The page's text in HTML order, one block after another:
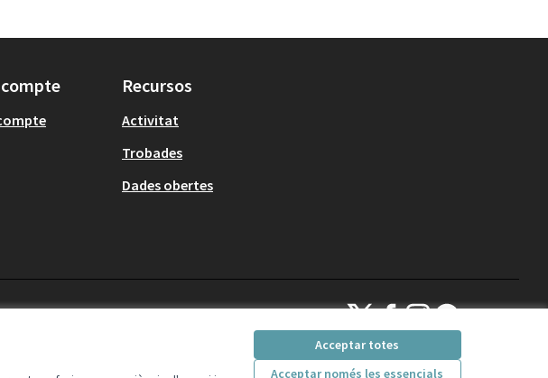
Acceptar totes
Acceptar només les essencials
Recursos
Activitat
Trobades
Dades obertes
Decidim Sant Cugat a X
(Enllaç extern)
Decidim Sant Cugat a Facebook
(Enllaç extern)
Decidim Sant Cugat a
(Enllaç extern)
Decidim Sant Cugat
(Enllaç extern)